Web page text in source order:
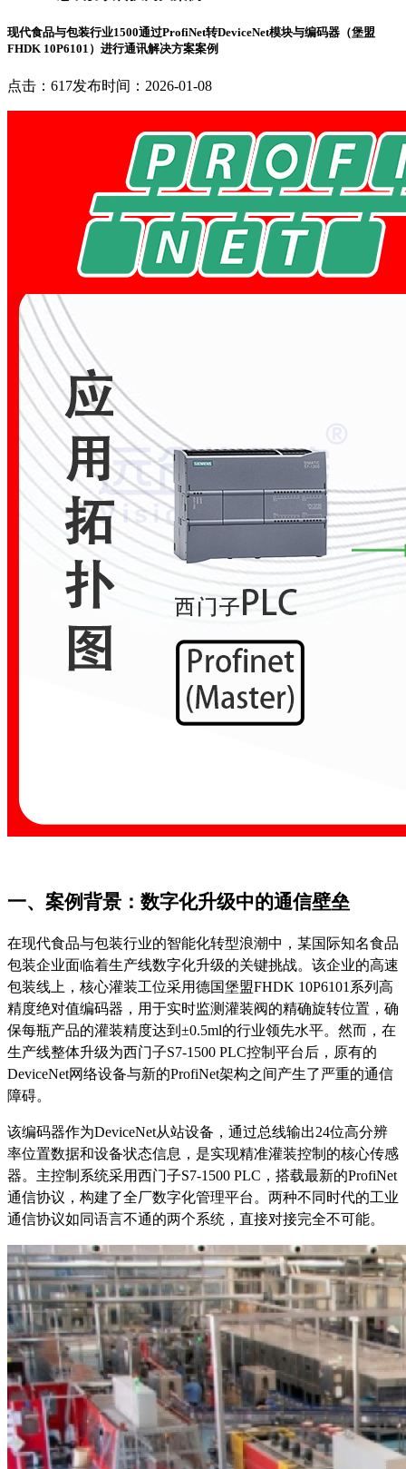
现代食品与包装行业1500通过ProfiNet转DeviceNet模块与编码器（堡盟
FHDK 10P6101）进行通讯解决方案案例
点击：617发布时间：2026-01-08
一、案例背景：数字化升级中的通信壁垒
在现代食品与包装行业的智能化转型浪潮中，某国际知名食品
包装企业面临着生产线数字化升级的关键挑战。该企业的高速
包装线上，核心灌装工位采用德国堡盟FHDK 10P6101系列高
精度绝对值编码器，用于实时监测灌装阀的精确旋转位置，确
保每瓶产品的灌装精度达到±0.5ml的行业领先水平。然而，在
生产线整体升级为西门子S7-1500 PLC控制平台后，原有的
DeviceNet网络设备与新的ProfiNet架构之间产生了严重的通信
障碍。
该编码器作为DeviceNet从站设备，通过总线输出24位高分辨
率位置数据和设备状态信息，是实现精准灌装控制的核心传感
器。主控制系统采用西门子S7-1500 PLC，搭载最新的ProfiNet
通信协议，构建了全厂数字化管理平台。两种不同时代的工业
通信协议如同语言不通的两个系统，直接对接完全不可能。